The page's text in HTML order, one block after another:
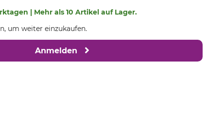
| Mehr als 10 Artikel auf Lager.
um weiter einzukaufen.
Anmelden